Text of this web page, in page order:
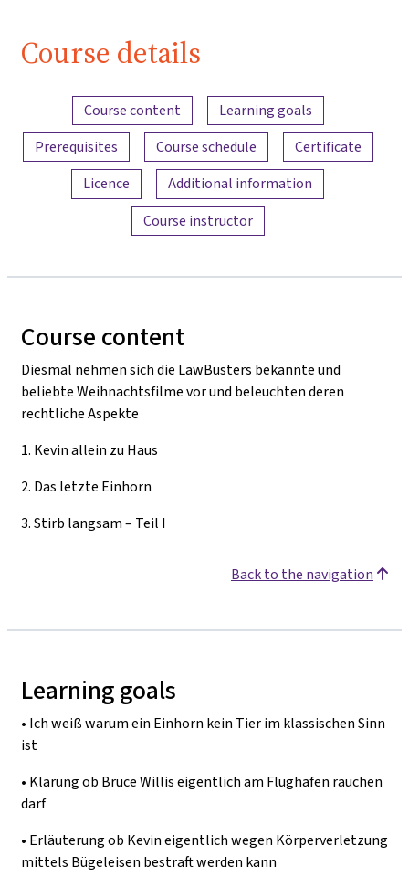
Course details
Content overview
Course content
Learning goals
Prerequisites
Course schedule
Certificate
Licence
Additional information
Course instructor
Course content
Diesmal nehmen sich die LawBusters bekannte und
beliebte Weihnachtsfilme vor und beleuchten deren
rechtliche Aspekte
1. Kevin allein zu Haus
2. Das letzte Einhorn
3.Stirb langsam – Teil I
Back to the navigation
Learning goals
• Ich weiß warum ein Einhorn kein Tier im klassischen Sinn
ist
• Klärung ob Bruce Willis eigentlich am Flughafen rauchen
darf
• Erläuterung ob Kevin eigentlich wegen Körperverletzung
mittels Bügeleisen bestraft werden kann